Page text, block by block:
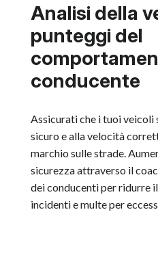
Analisi della
punteggi del
conducente
Assicurati che i tuoi veicoli
sicuro e alla velocità
marchio sulle strade.
sicurezza attraverso il
dei conducenti per ridurre
incidenti e multe per